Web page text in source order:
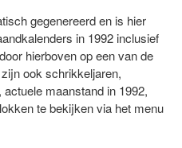
gegenereerd en is hier
in 1992 inclusief
hierboven op een van de
ook schrikkeljaren,
maanstand in 1992,
te bekijken via het menu